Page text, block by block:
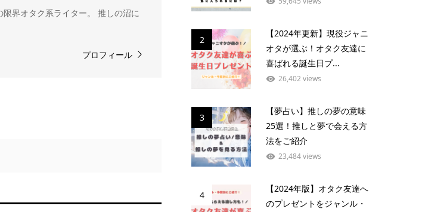
界オタク系ライター。 推しの沼に
プロフィール
2
【2024年更新】現役ジャニ
オタが選ぶ！オタク友達に
喜ばれる誕生日プ...
26,402 views
3
【夢占い】推しの夢の意味
25選！推しと夢で会える方
法をご紹介
23,484 views
4
【2024年版】オタク友達へ
のプレゼントをジャンル・